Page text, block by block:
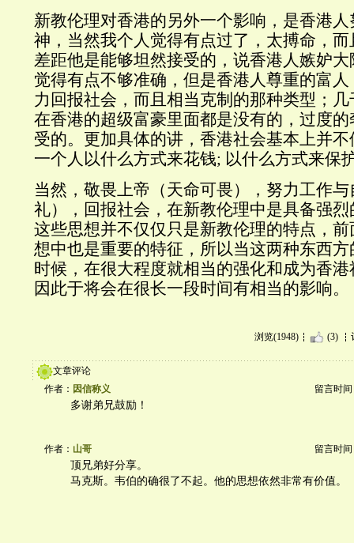
新教伦理对香港的另外一个影响，是香港
神，当然我个人觉得有点过了，太搏命，
差距他是能够坦然接受的，说香港人嫉妒
觉得有点不够准确，但是香港人尊重的富
力回报社会，而且相当克制的那种类型；
在香港的超级富豪里面都是没有的，过度
受的。更加具体的讲，香港社会基本上并
一个人以什么方式来花钱; 以什么方式来保
当然，敬畏上帝（天命可畏），努力工作
礼），回报社会，在新教伦理中是具备强
这些思想并不仅仅只是新教伦理的特点，
想中也是重要的特征，所以当这两种东西
时候，在很大程度就相当的强化和成为香
因此于将会在很长一段时间有相当的影响。
浏览(1948) (3)
文章评论
作者： 因信称义 留言时间
多谢弟兄鼓励！
作者： 山哥 留言时间
顶兄弟好分享。
马克斯。韦伯的确很了不起。他的思想依然非常有价值。